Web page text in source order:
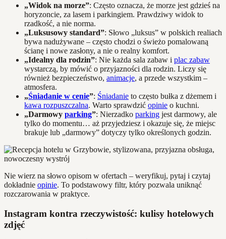
„Widok na morze”: Często oznacza, że morze jest gdzieś na
horyzoncie, za lasem i parkingiem. Prawdziwy widok to
rzadkość, a nie norma.
„Luksusowy standard”: Słowo „luksus” w polskich realiach
bywa nadużywane – często chodzi o świeżo pomalowaną
ścianę i nowe zasłony, a nie o realny komfort.
„Idealny dla rodzin”: Nie każda sala zabaw i plac zabaw
wystarczą, by mówić o przyjazności dla rodzin. Liczy się
również bezpieczeństwo, animacje, a przede wszystkim –
atmosfera.
„Śniadanie w cenie”: Śniadanie to często bułka z dżemem i
kawa rozpuszczalna. Warto sprawdzić opinie o kuchni.
„Darmowy parking”: Nierzadko parking jest darmowy, ale
tylko do momentu… aż przyjedziesz i okazuje się, że miejsc
brakuje lub „darmowy” dotyczy tylko określonych godzin.
Nie wierz na słowo opisom w ofertach – weryfikuj, pytaj i czytaj
dokładnie opinie. To podstawowy filtr, który pozwala uniknąć
rozczarowania w praktyce.
Instagram kontra rzeczywistość: kulisy hotelowych
zdjęć